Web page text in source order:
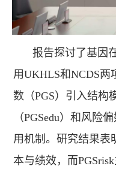
报告探讨了基因
用UKHLS和NCDS
数（PGS）引入结构
（PGSedu）和风险
用机制。研究结果表
本与绩效，而